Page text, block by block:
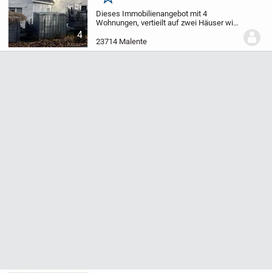
4
Dieses Immobilienangebot mit 4
Wohnungen, vertieilt auf zwei Häuser wird
Jahren wurden umfangreiche
Sanierungsarbeiten durchgeführt, sowohl
23714 Malente